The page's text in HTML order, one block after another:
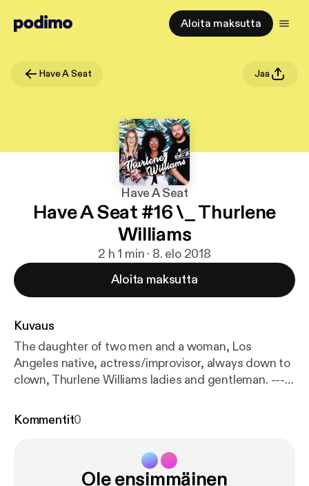
Aloita maksutta
Have A Seat Jaa
Have A Seat
Have A Seat #16 \_ Thurlene
Williams
2 h 1 min · 8. elo 2018
Aloita maksutta
Kuvaus
The daughter of two men and a woman, Los
Angeles native, actress/improvisor, always down to
clown, Thurlene Williams ladies and gentleman. ---
odcast/support
Kommentit0
Ole ensimmäinen